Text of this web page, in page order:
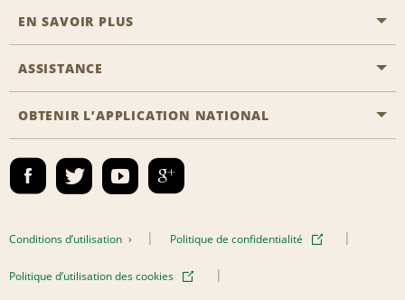
Passer une réservation
Solutions pour les professionnels
Emerald Club Se connecter
EN SAVOIR PLUS
Carrière
ASSISTANCE
Accessibilité
Recevoir des offres par email
OBTENIR L’APPLICATION NATIONAL
Conditions d’utilisation Politique de confidentialité
Politique d’utilisation des cookies